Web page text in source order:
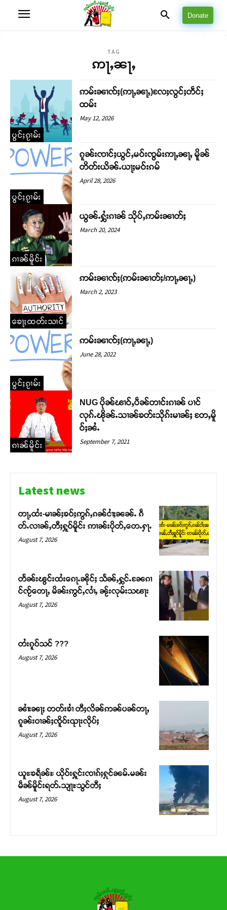
Support SHAN
တႃႇႁႂ်ႈသဵင်ၵၢင်ၸႂ်ၵူၼ်းမိူင်း ၵူႈတီႈၵူႈလႅၼ်ပေႃးတေၸွ
တ်ႇ တူဝ်ႈလုမ်ႈၾႃႉၼၼ်ႉ ၶဝ်ႈႁူမ်ႈၵမ်ႉထႅမ် ၸုမ်းၶၢ
Donate Now
Donate
TAG
ဢႃႇၼႃႇ
ပွင်ႈၵႂၢမ်း
ဢမ်းၼၢၸ်ႈ(ဢႃႇၼႃႇ)လႄႈလွင်ႈတဵင်ႈ
ထမ်း
May 12, 2026
ပွင်ႈၵႂၢမ်း
ၵူၼ်းၸၢင်ႈယွင်ႇမဝ်းၸွမ်းဢႃႇၼႃႇ မိူၼ်
တိတ်းယိၼ်ႉယႃႈမဝ်းၵမ်
April 28, 2026
ၵၢၼ်မိူင်း
ယွၼ်ႉႁွႆးၵၢၼ် သိုပ်ႇဢမ်းၼၢတ်ႈ
March 20, 2024
ၶေႃႈထတ်းသၢင်
ဢမ်းၼၢၸ်ႈ(ဢမ်းၼၢတ်ႈ/ဢႃႇၼႃႇ)
March 2, 2023
ပွင်ႈၵႂၢမ်း
ဢမ်းၼၢၸ်ႈ(ဢႃႇၼႃႇ)
June 28, 2022
ၵၢၼ်မိူင်း
NUG ပိုၼ်ၽၢဝ်ႇပဵၼ်တၢင်းၵၢၼ် ပၢင်
လုၵ်ႉၽိုၼ်ႉသၢၼ်ၶတ်းသိုၵ်းမၢၼ်ႈ တႄႇမိူ
ဝ်ႈၼႆႉ
September 7, 2021
Latest news
တႃႇထႆး-မၢၼ်ႈၶဝ်ႈဢွၵ်ႇၵၼ်ငၢႆႈၼၼ်ႉ ၵဵ
တ်ႉလၢၼ်ႇတီႈႁူဝ်မိူင်း ဢၢၼ်းပိုတ်ႇတေႉႁႃႉ
August 7, 2026
တႅၼ်းၽွင်းထႆးၵေႃႉၼိုင်ႈ သႅၼ်ႇႁွင်ႉၼႄၵၢ
င်ၸႂ်တေႃႇ မိၼ်းဢွင်ႇလၢႆႇ ၼႂ်းလုမ်းသၽႃး
August 7, 2026
တႆးၵူဝ်သင် ???
August 7, 2026
ၼၢႆးၼႃႈ တတ်းၶၢႆ တီႈလိၼ်ဢၼ်ပၼ်တႃႇ
ၵူၼ်းဝၢၼ်ႈၸိူဝ်းၺႃးလိုပ်ႈ
August 7, 2026
ယူႊၶရဵၼ်ႊ ယိုဝ်းႁူင်းၸၢၵ်ႈႁုင်ၼမ်ႉမၼ်း
မဵၼ်မိူင်းရတ်ႉသျႃႊသွင်တီႈ
August 7, 2026